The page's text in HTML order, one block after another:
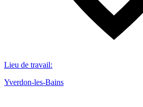
Lieu de travail:
Yverdon-les-Bains